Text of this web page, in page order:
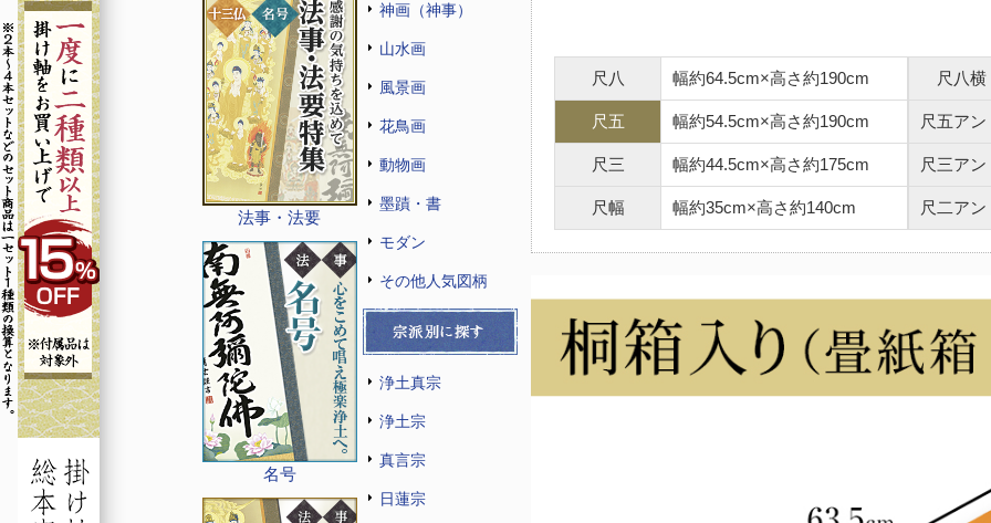
法事・法要
名号
神画（神事）
山水画
風景画
花鳥画
動物画
墨蹟・書
モダン
その他人気図柄
浄土真宗
浄土宗
真言宗
日蓮宗
尺八 幅約64.5cm×高さ約190cm
尺五 幅約54.5cm×高さ約190cm
尺三 幅約44.5cm×高さ約175cm
尺幅 幅約35cm×高さ約140cm
尺八横
尺五アン
尺三アン
尺二アン